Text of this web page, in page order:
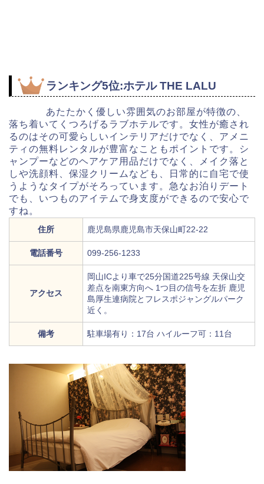
ランキング5位:ホテル THE LALU
あたたかく優しい雰囲気のお部屋が特徴の、
落ち着いてくつろげるラブホテルです。女性が癒され
るのはその可愛らしいインテリアだけでなく、アメニ
ティの無料レンタルが豊富なこともポイントです。シ
ャンプーなどのヘアケア用品だけでなく、メイク落と
しや洗顔料、保湿クリームなども、日常的に自宅で使
うようなタイプがそろっています。急なお泊りデート
でも、いつものアイテムで身支度ができるので安心で
すね。
住所 鹿児島県鹿児島市天保山町22-22
電話番号 099-256-1233
アクセス
岡山ICより車で25分国道225号線 天保山交
差点を南東方向へ 1つ目の信号を左折 鹿児
島厚生連病院とフレスポジャングルパーク
近く。
備考 駐車場有り：17台 ハイルーフ可：11台